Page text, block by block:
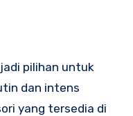
pilihan untuk
dan intens
yang tersedia di